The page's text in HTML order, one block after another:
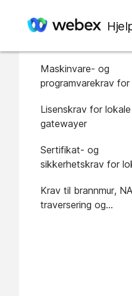
I denne artikkelen
Maskinvare- og
programvarekrav for
Lisenskrav for lokale
gatewayer
Sertifikat- og
sikkerhetskrav for
Krav til brannmur,
traversering og